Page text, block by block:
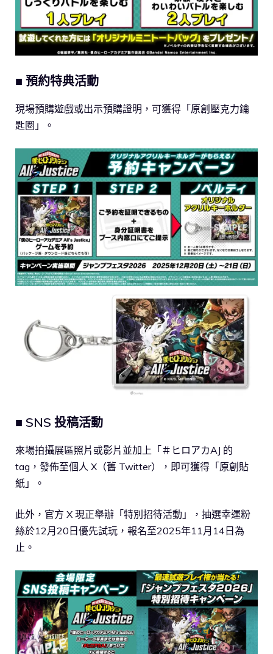
■ 預約特典活動
現場預購遊戲或出示預購證明，可獲得「原創壓克力鑰
匙圈」。
■ SNS 投稿活動
來場拍攝展區照片或影片並加上「＃ヒロアカAJ 的
tag，發佈至個人 X（舊 Twitter），即可獲得「原創貼
紙」。
此外，官方 X 現正舉辦「特別招待活動」，抽選幸運粉
絲於12月20日優先試玩，報名至2025年11月14日為
止。